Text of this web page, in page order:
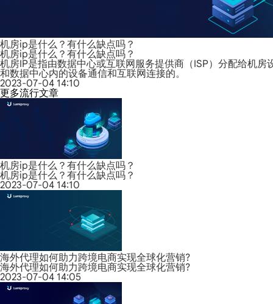
机房ip是什么？有什么缺点吗？
机房ip是什么？有什么缺点吗？
机房IP是指由数据中心或互联网服务提供商（ISP）分配给机
和数据中心内的设备通信和互联网连接的。
2023-07-04 14:10
更多流行文章
机房ip是什么？有什么缺点吗？
机房ip是什么？有什么缺点吗？
2023-07-04 14:10
海外代理如何助力跨境电商实现全球化营销?
海外代理如何助力跨境电商实现全球化营销?
2023-07-04 14:05